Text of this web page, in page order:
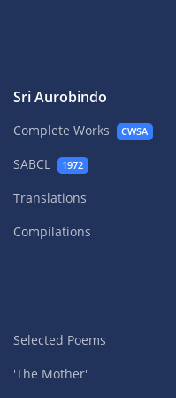
Sri Aurobindo
Complete Works CWSA
SABCL 1972
Translations
Compilations
Selected Poems
'The Mother'